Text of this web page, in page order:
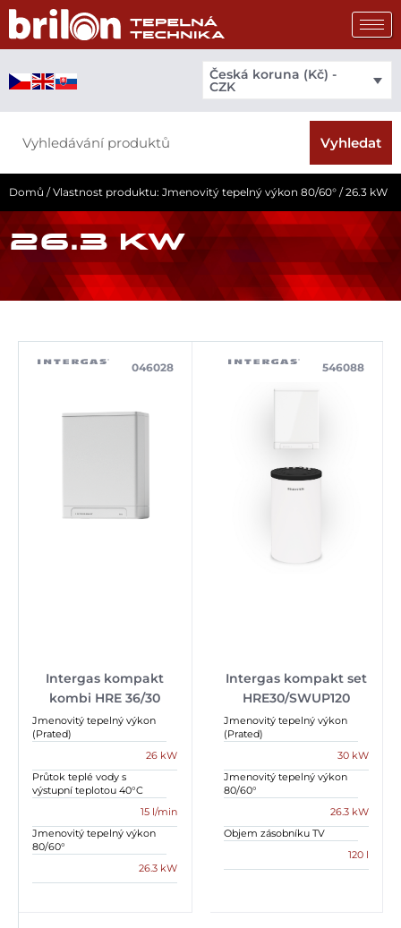
Přeskočit
obsah
Česká koruna (Kč) -
CZK
Vyhledat
Domů / Vlastnost produktu: Jmenovitý tepelný výkon 80/60° / 26.3 kW
26.3 KW
Intergas kompakt
kombi HRE 36/30
046028
Jmenovitý tepelný výkon
(Prated)
26 kW
Průtok teplé vody s
výstupní teplotou 40°C
15 l/min
Jmenovitý tepelný výkon
80/60°
26.3 kW
Intergas kompakt set
HRE30/SWUP120
546088
Jmenovitý tepelný výkon
(Prated)
30 kW
Jmenovitý tepelný výkon
80/60°
26.3 kW
Objem zásobníku TV
120 l